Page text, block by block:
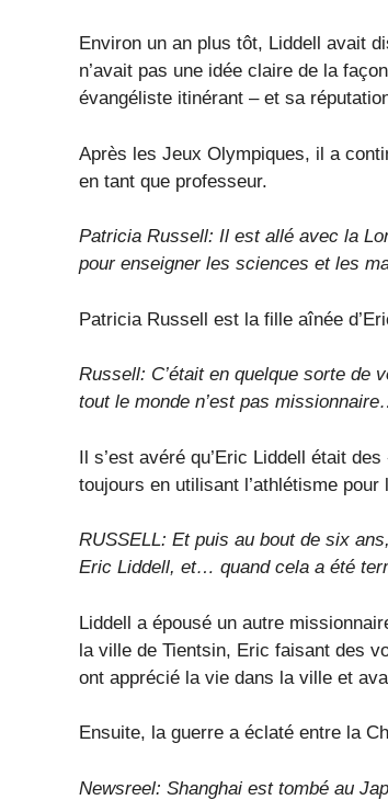
Environ un an plus tôt, Liddell avait
n’avait pas une idée claire de la
évangéliste itinérant – et sa
Après les Jeux Olympiques, il a
en tant que professeur.
Patricia Russell: Il est allé avec la
pour enseigner les sciences et les
Patricia Russell est la fille aînée
Russell: C’était en quelque sorte de
tout le monde n’est pas
Il s’est avéré qu’Eric Liddell était
toujours en utilisant l’athlétisme
RUSSELL: Et puis au bout de six
Eric Liddell, et… quand cela a été
Liddell a épousé un autre
la ville de Tientsin, Eric faisant des
ont apprécié la vie dans la ville et
Ensuite, la guerre a éclaté entre la
Newsreel: Shanghai est tombé au